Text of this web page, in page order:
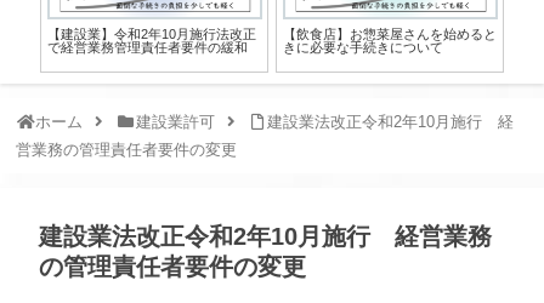
【建設業】令和2年10月施行法改正
で経営業務管理責任者要件の緩和
【飲食店】お惣菜屋さんを始めると
きに必要な手続きについて
ホーム 建設業許可
建設業法改正令和2年10月施行 経
営業務の管理責任者要件の変更
建設業法改正令和2年10月施行 経営業務
の管理責任者要件の変更